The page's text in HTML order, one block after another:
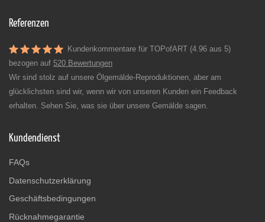
Referenzen
Kundenkommentare für TOPofART (4.96 aus 5)
bezogen auf 520 Bewertungen
Wir sind stolz auf unsere Ölgemälde-Reproduktionen, aber am
glücklichsten sind wir, wenn wir von unseren Kunden ein Feedback
erhalten. Sehen Sie, was sie über unsere Gemälde sagen.
Kundendienst
FAQs
Datenschutzerklärung
Geschäftsbedingungen
Rücknahmegarantie